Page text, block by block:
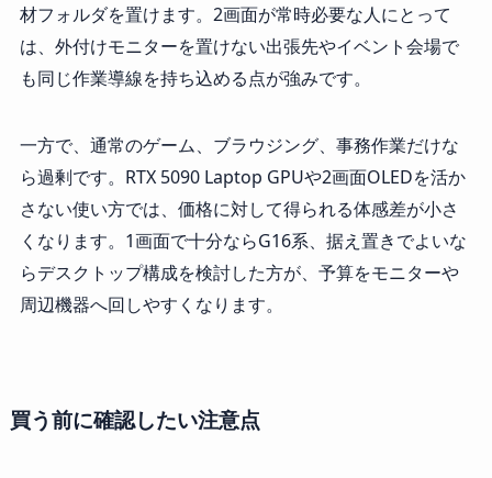
材フォルダを置けます。2画面が常時必要な人にとって
は、外付けモニターを置けない出張先やイベント会場で
も同じ作業導線を持ち込める点が強みです。
一方で、通常のゲーム、ブラウジング、事務作業だけな
ら過剰です。RTX 5090 Laptop GPUや2画面OLEDを活か
さない使い方では、価格に対して得られる体感差が小さ
くなります。1画面で十分ならG16系、据え置きでよいな
らデスクトップ構成を検討した方が、予算をモニターや
周辺機器へ回しやすくなります。
買う前に確認したい注意点